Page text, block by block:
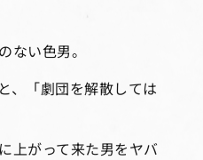
ない色男。
、「劇団を解散しては
上がって来た男をヤバ